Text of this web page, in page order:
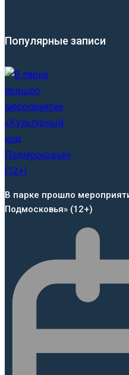
Популярные записи
В парке прошло
Подмосковья» (12+)